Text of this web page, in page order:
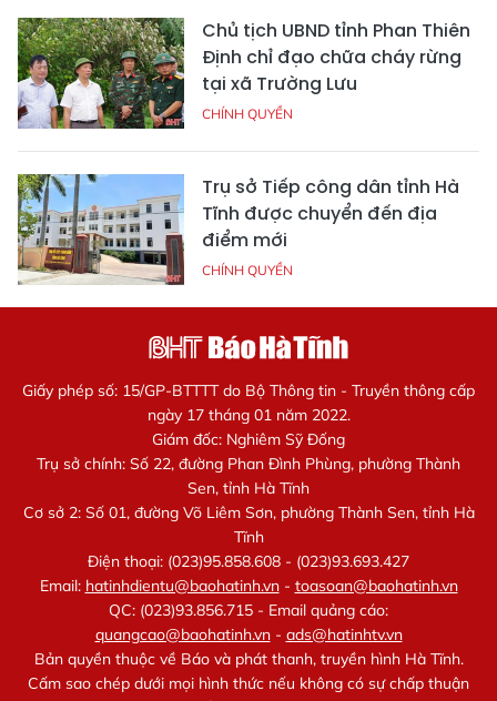
Chủ tịch UBND tỉnh Phan Thiên
Định chỉ đạo chữa cháy rừng
tại xã Trường Lưu
CHÍNH QUYỀN
Trụ sở Tiếp công dân tỉnh Hà
Tĩnh được chuyển đến địa
điểm mới
CHÍNH QUYỀN
Giấy phép số: 15/GP-BTTTT do Bộ Thông tin - Truyền thông cấp
ngày 17 tháng 01 năm 2022.
Giám đốc: Nghiêm Sỹ Đống
Trụ sở chính: Số 22, đường Phan Đình Phùng, phường Thành
Sen, tỉnh Hà Tĩnh
Cơ sở 2: Số 01, đường Võ Liêm Sơn, phường Thành Sen, tỉnh Hà
Tĩnh
Điện thoại: (023)95.858.608 - (023)93.693.427
Email: hatinhdientu@baohatinh.vn- toasoan@baohatinh.vn
QC: (023)93.856.715 - Email quảng cáo:
quangcao@baohatinh.vn- ads@hatinhtv.vn
Bản quyền thuộc về Báo và phát thanh, truyền hình Hà Tĩnh.
Cấm sao chép dưới mọi hình thức nếu không có sự chấp thuận